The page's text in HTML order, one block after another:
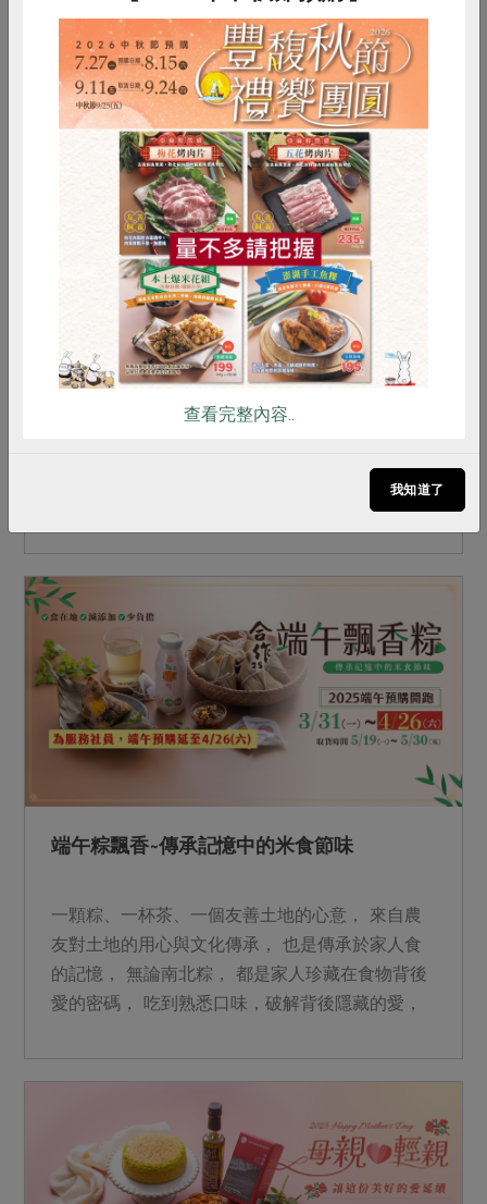
產者陸續寄送、無法指定到貨日期
秋節饗宴‧月圓好禮
中秋佳節闔家團圓，怎能少了滿滿心意的好禮？
合本土優質食材，精心製作 傳統風味糕點 及 創意
食尚甜點， 不僅口感細緻美味，更傳遞濃濃心
集結消費力量支持共同購買， 把對土地的愛、以
及環境的永續， 化成餐桌上守護家人的力量。 近
期中南部遭遇豪雨致災， 我們的農友、生產者也
是這次中秋預購品項供應者， 邀請社員共同以實
際行動支持生產者， 讓中秋團圓之際， 成為從產
地到餐桌最堅實的後盾。 取貨時間：
9/22(一)~10/4(六) 中秋節：10/6(一)站所當天暫停
服務一日 &nbsp; &nbsp;
端午粽飄香~傳承記憶中的米食節味
一顆粽、一杯茶、一個友善土地的心意， 來自農
友對土地的用心與文化傳承， 也是傳承於家人食
的記憶， 無論南北粽， 都是家人珍藏在食物背後
愛的密碼， 吃到熟悉口味，破解背後隱藏的愛，
RPET 食譜 減硝酸鹽
雞蛋 食安 共同購買
查看完整內容..
我知道了